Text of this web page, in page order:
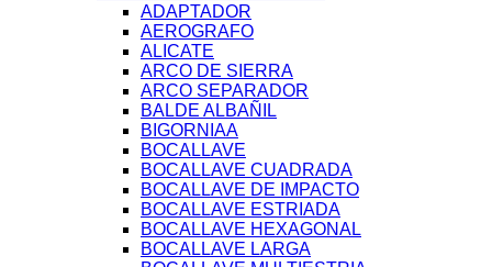
ADAPTADOR
AEROGRAFO
ALICATE
ARCO DE SIERRA
ARCO SEPARADOR
BALDE ALBAÑIL
BIGORNIAA
BOCALLAVE
BOCALLAVE CUADRADA
BOCALLAVE DE IMPACTO
BOCALLAVE ESTRIADA
BOCALLAVE HEXAGONAL
BOCALLAVE LARGA